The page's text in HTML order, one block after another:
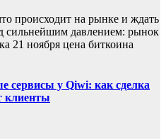
происходит на рынке и ждать
сильнейшим давлением: рынок
21 ноября цена биткоина
сервисы у Qiwi: как сделка
клиенты